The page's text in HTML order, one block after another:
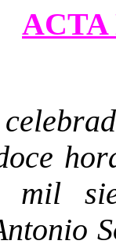
ACTA
mil